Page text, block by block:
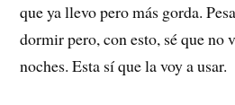
que ya llevo pero más gorda.
dormir pero, con esto, sé que no
noches. Esta sí que la voy a usar.